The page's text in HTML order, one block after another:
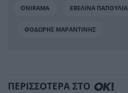
ONIRAMA ΕΒΕΛΙΝΑ ΠΑΠΟΥΛΙΑ
ΘΟΔΩΡΗΣ ΜΑΡΑΝΤΙΝΗΣ
ΠΕΡΙΣΣΟΤΕΡΑ ΣΤΟ